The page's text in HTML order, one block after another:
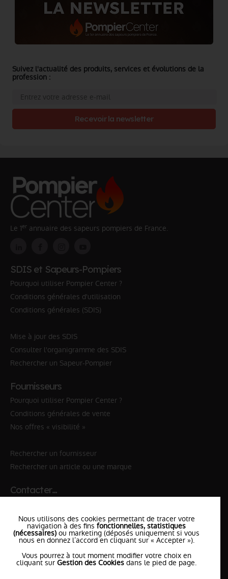
Suivez l'actualité des produits, services et évolutions de la
profession :
Recevoir la newsletter
Le 1er annuaire des sapeurs pompiers de France.
SDIS et Sapeurs-Pompiers
Pourquoi utiliser Pompier Center ?
Conditions générales d'utilisation
Conditions générales (SDIS)
Mise à jour des SDIS
Consulter l'organigramme des SDIS
Rechercher un Sapeur-Pompier
Fournisseurs
Pourquoi utiliser Pompier Center ?
Conditions générales de vente
Nos offres « visibilité »
Rechercher un fournisseur
Rechercher un article ou une marque
Contacter…
✆ 18№National Sapeurs-Pompiers
le SDISle plus proche
l'équipePompierCenter
Nous utilisons des cookies permettant de tracer votre
navigation à des fins fonctionnelles, statistiques
(nécessaires) ou marketing (déposés uniquement si vous
nous en donnez l’accord en cliquant sur « Accepter »).
Vous pourrez à tout moment modifier votre choix en
cliquant sur Gestion des Cookies dans le pied de page.